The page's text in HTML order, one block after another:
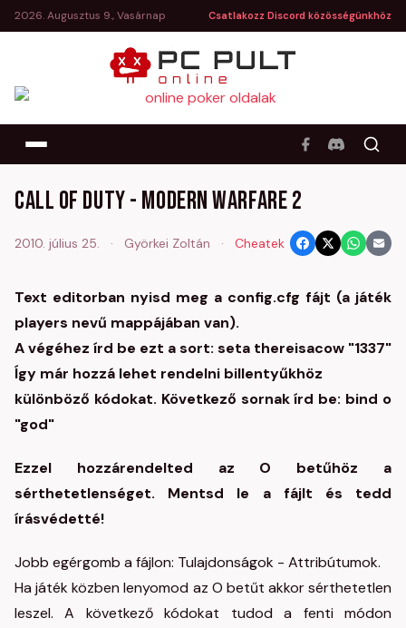
2026. Augusztus 9., Vasárnap Csatlakozz Discord közösségünkhöz
Call of Duty - Modern Warfare 2
2010. július 25. · Györkei Zoltán · Cheatek
Text editorban nyisd meg a config.cfg fájt (a játék
players nevű mappájában van).
A végéhez írd be ezt a sort: seta thereisacow "1337"
Így már hozzá lehet rendelni billentyűkhöz
különböző kódokat. Következő sornak írd be: bind o
"god"
Ezzel hozzárendelted az O betűhöz a
sérthetetlenséget. Mentsd le a fájlt és tedd
írásvédetté!
Jobb egérgomb a fájlon: Tulajdonságok - Attribútumok.
Ha játék közben lenyomod az O betűt akkor sérthetetlen
leszel. A következő kódokat tudod a fenti módon